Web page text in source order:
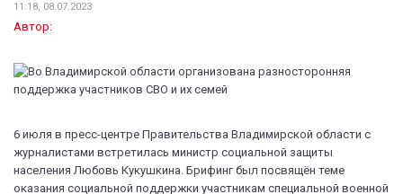
11:18, 08.07.2023
Автор:
6 июля в пресс-центре Правительства Владимирской области с
журналистами встретилась министр социальной защиты
населения Любовь Кукушкина. Брифинг был посвящён теме
оказания социальной поддержки участникам специальной военной